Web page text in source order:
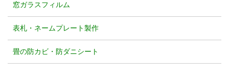
窓ガラスフィルム
表札・ネームプレート製作
畳の防カビ・防ダニシート